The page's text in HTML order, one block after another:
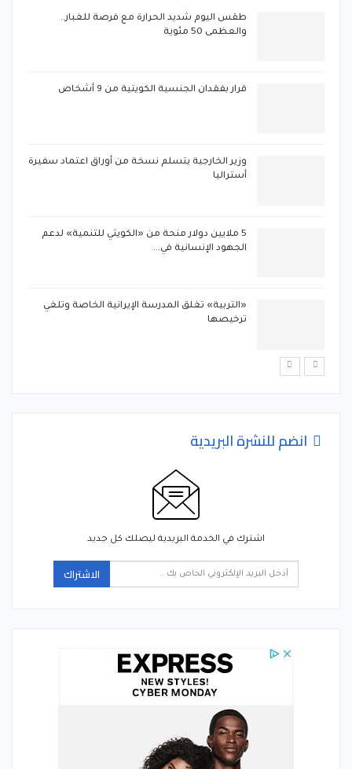
طقس اليوم شديد الحرارة مع فرصة للغبار..
والعظمى 50 مئوية
قرار بفقدان الجنسية الكويتية من 9 أشخاص
‏وزير الخارجية يتسلم نسخة من أوراق اعتماد سفيرة
أستراليا
5 ملايين دولار منحة من «الكويتي للتنمية» لدعم
الجهود الإنسانية في…
«التربية» تغلق المدرسة الإيرانية الخاصة وتلغي
ترخيصها
انضم للنشرة البريدية
اشترك في الخدمة البريدية ليصلك كل جديد
الاشتراك